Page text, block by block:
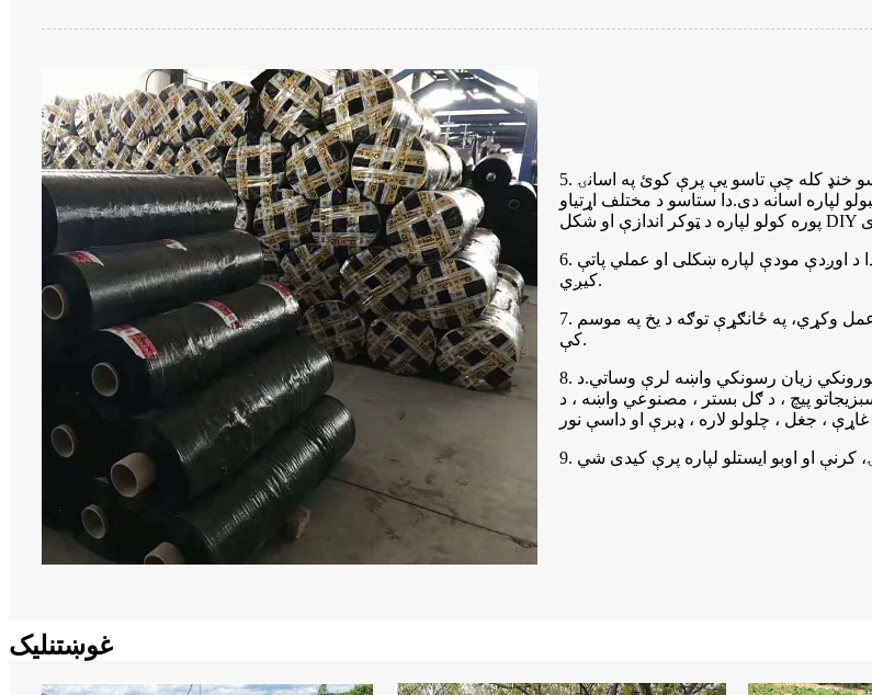
5. اسانه نصب کول: موږ د لیزر سیمینګ څخه کار اخلو، نو د باغ د زیان رسوونکو واښو خنډ کله چې تاسو یې پرې کوئ په اسانۍ
لپاره اسانه دی.دا ستاسو د مختلف اړتیاو
6. په سطحه د مارکر کرښه د وقفې په نښه کولو او ستاسو د کښت کولو اسانتیا لپاره.دا د اوږدې مودې لپاره ښکلی او عملي پاتې
کیږي.
7. د منظرې لرونکې فابریکې کولی شي په سخته هوا کې د محافظتي طبقې په توګه عمل وکړي، په ځانګړې توګه د یخ په موسم
کې.
8. پراخه کارول: د زیان رسوونکو واښو دوامداره فابریکه به ستاسو له باغ څخه ځورونکي زیان رسونکي واښه لرې وساتي.د
پیچ ، د ګل بستر ، مصنوعي واښه ، د
غوښتنلیک